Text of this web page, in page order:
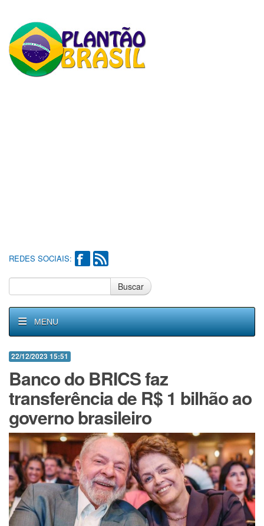
REDES SOCIAIS:
Buscar
MENU
22/12/2023 15:51
Banco do BRICS faz
transferência de R$ 1 bilhão ao
governo brasileiro